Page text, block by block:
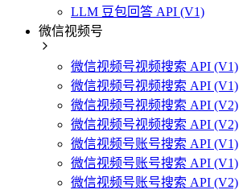
LLM 豆包回答 API (V1)
微信视频号
微信视频号视频搜索 API (V1)
微信视频号视频搜索 API (V1)
微信视频号视频搜索 API (V2)
微信视频号视频搜索 API (V2)
微信视频号账号搜索 API (V1)
微信视频号账号搜索 API (V1)
微信视频号账号搜索 API (V2)